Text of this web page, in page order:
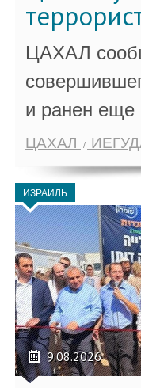
ЦАХАЛ
и ранен еще
ЦАХАЛ
ИЗРАИЛЬ
9.08.2026